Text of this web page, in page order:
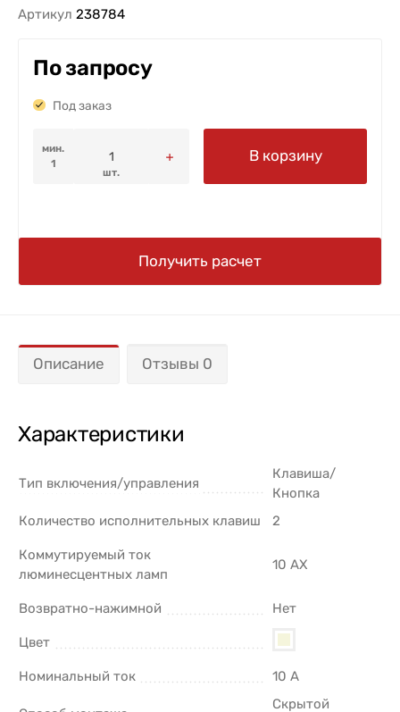
Артикул 238784
По запросу
Под заказ
мин.
1
шт.
В корзину
Получить расчет
Описание Отзывы 0
Характеристики
Тип включения/управления
Клавиша/
Кнопка
Количество исполнительных клавиш
2
Коммутируемый ток
люминесцентных ламп
10 AX
Возвратно-нажимной Нет
Цвет
Номинальный ток 10 А
Скрытой